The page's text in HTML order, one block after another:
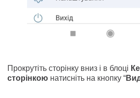
Прокрутіть сторінку вниз і в блоці
сторінкою натисніть на кнопку “